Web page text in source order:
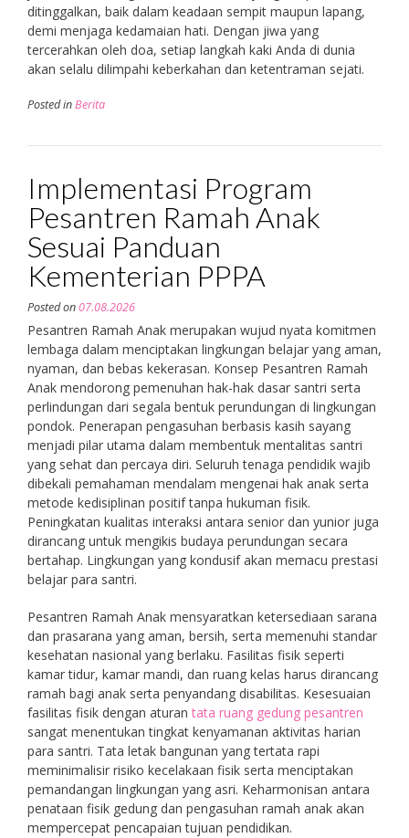
ditinggalkan, baik dalam keadaan sempit maupun lapang,
demi menjaga kedamaian hati. Dengan jiwa yang
tercerahkan oleh doa, setiap langkah kaki Anda di dunia
akan selalu dilimpahi keberkahan dan ketentraman sejati.
Posted inBerita
Implementasi Program
Pesantren Ramah Anak
Sesuai Panduan
Kementerian PPPA
Posted on07.08.2026
Pesantren Ramah Anak merupakan wujud nyata komitmen
lembaga dalam menciptakan lingkungan belajar yang aman,
nyaman, dan bebas kekerasan. Konsep Pesantren Ramah
Anak mendorong pemenuhan hak-hak dasar santri serta
perlindungan dari segala bentuk perundungan di lingkungan
pondok. Penerapan pengasuhan berbasis kasih sayang
menjadi pilar utama dalam membentuk mentalitas santri
yang sehat dan percaya diri. Seluruh tenaga pendidik wajib
dibekali pemahaman mendalam mengenai hak anak serta
metode kedisiplinan positif tanpa hukuman fisik.
Peningkatan kualitas interaksi antara senior dan yunior juga
dirancang untuk mengikis budaya perundungan secara
bertahap. Lingkungan yang kondusif akan memacu prestasi
belajar para santri.
Pesantren Ramah Anak mensyaratkan ketersediaan sarana
dan prasarana yang aman, bersih, serta memenuhi standar
kesehatan nasional yang berlaku. Fasilitas fisik seperti
kamar tidur, kamar mandi, dan ruang kelas harus dirancang
ramah bagi anak serta penyandang disabilitas. Kesesuaian
fasilitas fisik dengan aturantata ruang gedung pesantren
sangat menentukan tingkat kenyamanan aktivitas harian
para santri. Tata letak bangunan yang tertata rapi
meminimalisir risiko kecelakaan fisik serta menciptakan
pemandangan lingkungan yang asri. Keharmonisan antara
penataan fisik gedung dan pengasuhan ramah anak akan
mempercepat pencapaian tujuan pendidikan.